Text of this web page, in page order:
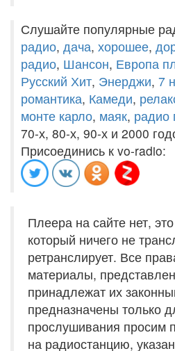
Слушайте популярные
радио, дача, хорошее,
радио, Шансон, Европа
Русский Хит, Энерджи, 7
романтика, Камеди,
монте карло, маяк, радио
70-х, 80-х, 90-х и 2000
Присоединись к vo-radio:
Плеера на сайте нет,
который ничего не
ретранслирует. Все
материалы,
принадлежат их
предназначены только
прослушивания просим
на радиостанцию,